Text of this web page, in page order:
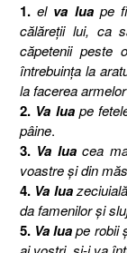
1. el va luape
călăreţii lui, ca
căpetenii peste
întrebuinţa la
la facerea
2. Va luape
pâine.
3. Va luacea
voastre şi din
4. Va lua
da famenilor şi
5. Va luape robii